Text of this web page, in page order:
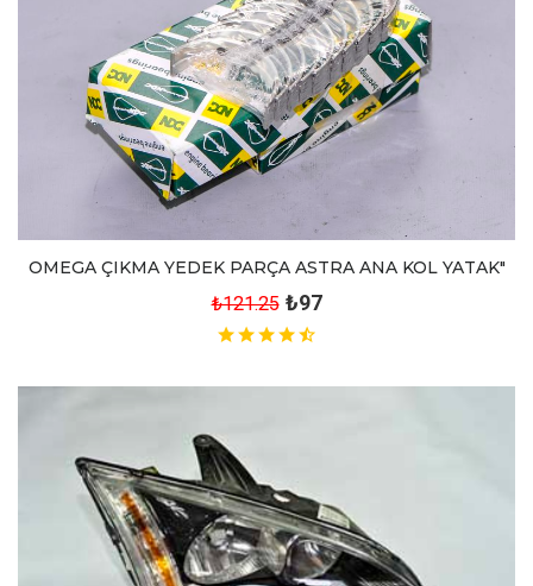
OMEGA ÇIKMA YEDEK PARÇA ASTRA ANA KOL YATAK"
₺121.25 ₺97